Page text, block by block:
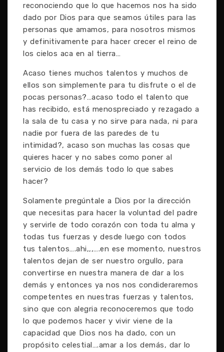
reconociendo que lo que hacemos nos ha sido
dado por Dios para que seamos útiles para las
personas que amamos, para nosotros mismos
y definitivamente para hacer crecer el reino de
los cielos aca en al tierra…
Acaso tienes muchos talentos y muchos de
ellos son simplemente para tu disfrute o el de
pocas personas?…acaso todo el talento que
has recibido, está menospreciado y rezagado a
la sala de tu casa y no sirve para nada, ni para
nadie por fuera de las paredes de tu
intimidad?, acaso son muchas las cosas que
quieres hacer y no sabes como poner al
servicio de los demás todo lo que sabes
hacer?
Solamente pregúntale a Dios por la dirección
que necesitas para hacer la voluntad del padre
y servirle de todo corazón con toda tu alma y
todas tus fuerzas y desde luego con todos
tus talentos….ahi,,,….en ese momento, nuestros
talentos dejan de ser nuestro orgullo, para
convertirse en nuestra manera de dar a los
demás y entonces ya nos nos condideraremos
competentes en nuestras fuerzas y talentos,
sino que con alegria reconoceremos que todo
lo que podemos hacer y vivir viene de la
capacidad que Dios nos ha dado, con un
propósito celestial….amar a los demás, dar lo